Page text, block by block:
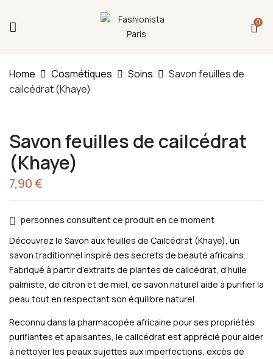
0
Home Cosmétiques Soins
Savon feuilles de
cailcédrat (Khaye)
Savon feuilles de cailcédrat
(Khaye)
7,90€
personnes consultent ce produit en ce moment
Découvrez le Savon aux feuilles de Cailcédrat (Khaye), un
savon traditionnel inspiré des secrets de beauté africains.
Fabriqué à partir d’extraits de plantes de cailcédrat, d’huile
palmiste, de citron et de miel, ce savon naturel aide à purifier la
peau tout en respectant son équilibre naturel.
Reconnu dans la pharmacopée africaine pour ses propriétés
purifiantes et apaisantes, le cailcédrat est apprécié pour aider
à nettoyer les peaux sujettes aux imperfections, excès de
De Cailcédrat (Khaye)”
Fermeture annuelle du 17 juillet 16h au 12 août.
L'ajout au panier est indisponible et aucune
commande ni remise en main propre ne sera